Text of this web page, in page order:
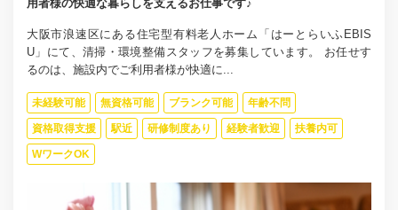
用者様の快適な暮らしを支えるお仕事です♪
大阪市浪速区にある住宅型有料老人ホーム「はーとらいふEBIS
U」にて、清掃・環境整備スタッフを募集しています。 お任せす
るのは、施設内でご利用者様が快適に...
未経験可能 無資格可能 ブランク可能 年齢不問
資格取得支援 駅近 研修制度あり 経験者歓迎 扶養内可
WワークOK